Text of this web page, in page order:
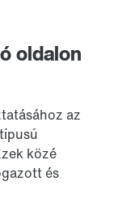
oldalon
az
közé
és